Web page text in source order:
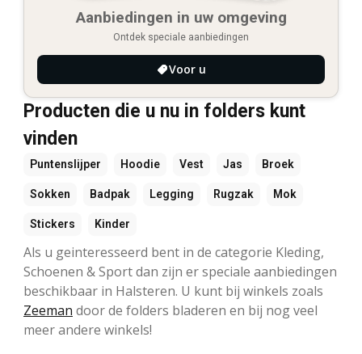
Aanbiedingen in uw omgeving
Ontdek speciale aanbiedingen
Voor u
Producten die u nu in folders kunt
vinden
Puntenslijper Hoodie Vest Jas Broek
Sokken Badpak Legging Rugzak Mok
Stickers Kinder
Als u geinteresseerd bent in de categorie Kleding,
Schoenen & Sport dan zijn er speciale aanbiedingen
beschikbaar in Halsteren. U kunt bij winkels zoals
Zeeman door de folders bladeren en bij nog veel
meer andere winkels!